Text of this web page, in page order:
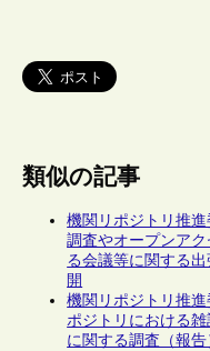
類似の記事
機関リポジトリ推
調査やオープンア
る会議等に関する
開
機関リポジトリ推
ポジトリにおける
に関する調査（報